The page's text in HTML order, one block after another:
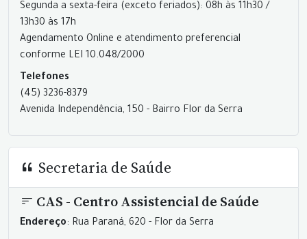
Segunda a sexta-feira (exceto feriados): 08h às 11h30 /
13h30 às 17h
Agendamento Online e atendimento preferencial
conforme LEI 10.048/2000
Telefones
(45) 3236-8379
Avenida Independência, 150 - Bairro Flor da Serra
Secretaria de Saúde
CAS - Centro Assistencial de Saúde
Endereço: Rua Paraná, 620 - Flor da Serra